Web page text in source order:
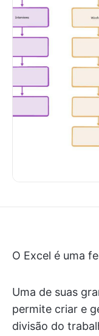
O Excel é uma
Uma de suas
permite criar e
divisão do